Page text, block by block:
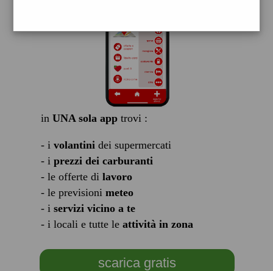
in UNA sola apptrovi :
- i volantinidei supermercati
- i prezzi dei carburanti
- le offerte di lavoro
- le previsioni meteo
- i servizi vicino a te
- i locali e tutte le attività in zona
scarica gratis